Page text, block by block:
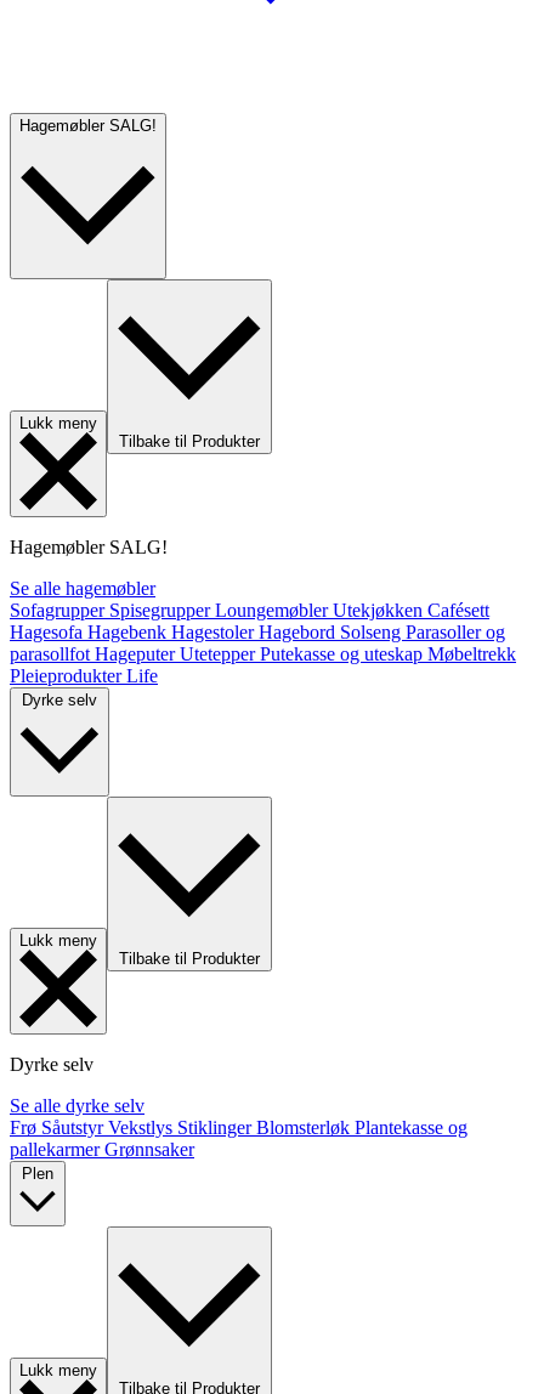
Hagemøbler SALG!
Lukk meny
Tilbake til Produkter
Hagemøbler SALG!
Se alle hagemøbler
Sofagrupper SpisegrupperLoungemøblerUtekjøkken Cafésett
Hagesofa Hagebenk HagestolerHagebord Solseng Parasoller og
parasollfot HageputerUtetepperPutekasse og uteskap Møbeltrekk
PleieprodukterLife
Lukk meny
Tilbake til Produkter
Dyrke selv
Se alle dyrke selv
Frø SåutstyrVekstlys StiklingerBlomsterløk Plantekasse og
pallekarmerGrønnsaker
Lukk meny
Tilbake til Produkter